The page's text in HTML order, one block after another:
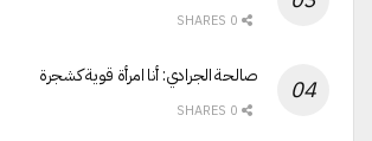
صالحة الجرادي: أنا امرأة قوية كشجرة